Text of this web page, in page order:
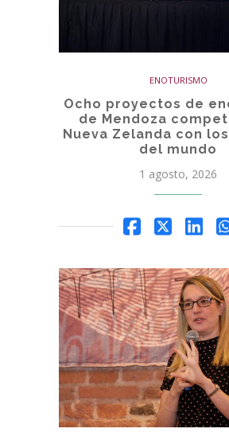
ENOTURISMO
Ocho proyectos de
de Mendoza
Nueva Zelanda con
del mundo
1 agosto, 2026